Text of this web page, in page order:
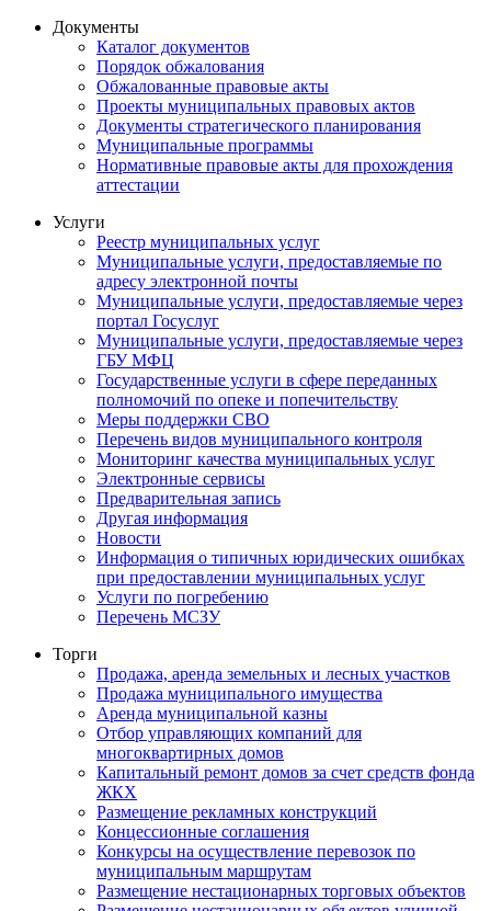
Документы
Каталог документов
Порядок обжалования
Обжалованные правовые акты
Проекты муниципальных правовых актов
Документы стратегического планирования
Муниципальные программы
Нормативные правовые акты для прохождения
аттестации
Услуги
Реестр муниципальных услуг
Муниципальные услуги, предоставляемые по
адресу электронной почты
Муниципальные услуги, предоставляемые через
портал Госуслуг
Муниципальные услуги, предоставляемые через
ГБУ МФЦ
Государственные услуги в сфере переданных
полномочий по опеке и попечительству
Меры поддержки СВО
Перечень видов муниципального контроля
Мониторинг качества муниципальных услуг
Электронные сервисы
Предварительная запись
Другая информация
Новости
Информация о типичных юридических ошибках
при предоставлении муниципальных услуг
Услуги по погребению
Перечень МСЗУ
Торги
Продажа, аренда земельных и лесных участков
Продажа муниципального имущества
Аренда муниципальной казны
Отбор управляющих компаний для
многоквартирных домов
Капитальный ремонт домов за счет средств фонда
ЖКХ
Размещение рекламных конструкций
Концессионные соглашения
Конкурсы на осуществление перевозок по
муниципальным маршрутам
Размещение нестационарных торговых объектов